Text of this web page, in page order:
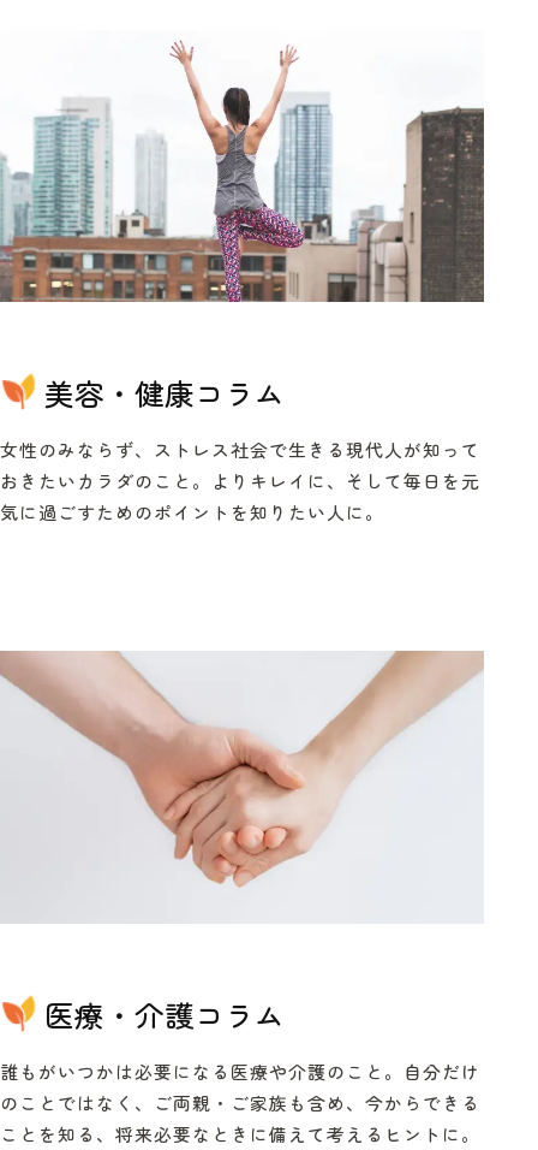
美容・健康コラム
女性のみならず、ストレス社会で生きる現代人が知って
おきたいカラダのこと。よりキレイに、そして毎日を元
気に過ごすためのポイントを知りたい人に。
医療・介護コラム
誰もがいつかは必要になる医療や介護のこと。自分だけ
のことではなく、ご両親・ご家族も含め、今からできる
ことを知る、将来必要なときに備えて考えるヒントに。